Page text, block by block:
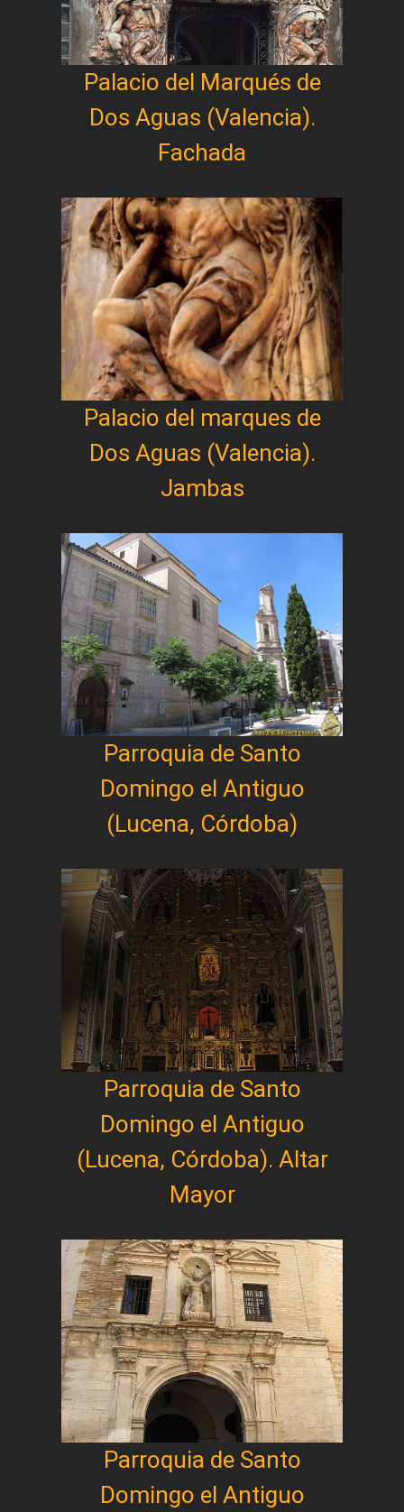
Palacio del Marqués de
Dos Aguas (Valencia).
Fachada
Palacio del marques de
Dos Aguas (Valencia).
Jambas
Parroquia de Santo
Domingo el Antiguo
(Lucena, Córdoba)
Parroquia de Santo
Domingo el Antiguo
(Lucena, Córdoba). Altar
Mayor
Parroquia de Santo
Domingo el Antiguo